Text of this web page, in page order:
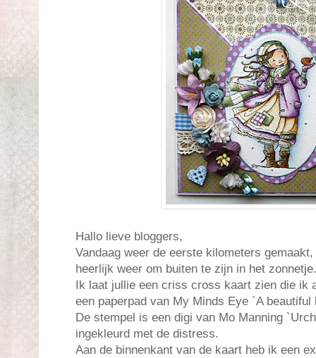
Hallo lieve bloggers,
Vandaag weer de eerste kilometers
heerlijk weer om buiten te zijn in het zonnetje.
Ik laat jullie een criss cross kaart zien die ik
een paperpad van My Minds Eye `A beautiful
De stempel is een digi van Mo Manning
ingekleurd met de distress.
Aan de binnenkant van de kaart heb ik een